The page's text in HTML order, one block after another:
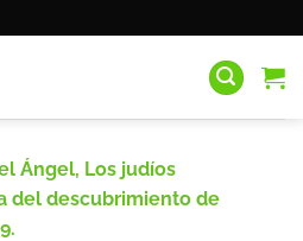
Ángel, Los judíos
del descubrimiento de